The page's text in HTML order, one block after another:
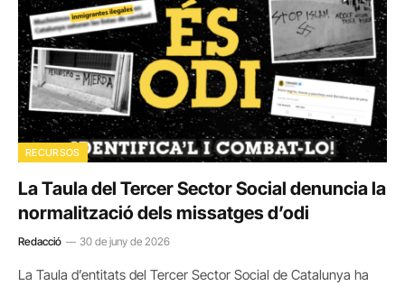
RECURSOS
La Taula del Tercer Sector Social denuncia la
normalització dels missatges d’odi
Redacció 30 de juny de 2026
La Taula d’entitats del Tercer Sector Social de Catalunya ha